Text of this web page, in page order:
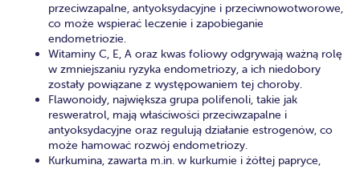
przeciwzapalne, antyoksydacyjne i przeciwnowotworowe,
co może wspierać leczenie i zapobieganie
endometriozie.
Witaminy C, E, A oraz kwas foliowy odgrywają ważną rolę
w zmniejszaniu ryzyka endometriozy, a ich niedobory
zostały powiązane z występowaniem tej choroby.
Flawonoidy, największa grupa polifenoli, takie jak
resweratrol, mają właściwości przeciwzapalne i
antyoksydacyjne oraz regulują działanie estrogenów, co
może hamować rozwój endometriozy.
Kurkumina, zawarta m.in. w kurkumie i żółtej papryce,